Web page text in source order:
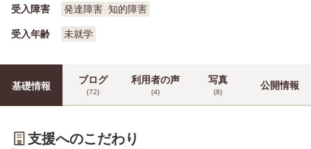
受入障害
発達障害 知的障害
受入年齢
未就学
基礎情報 ブログ
(72)
利用者の声
(4)
写真
(8)
公開情報
支援へのこだわり